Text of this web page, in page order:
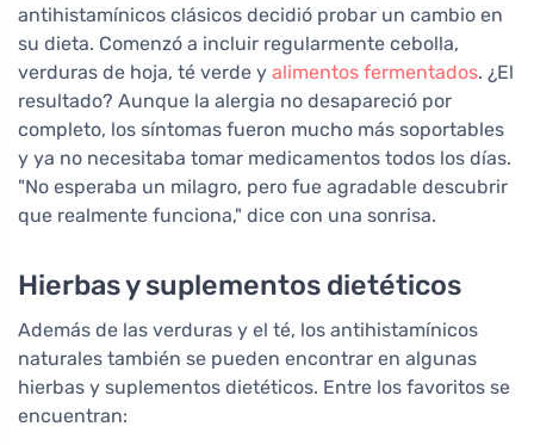
antihistamínicos clásicos decidió probar un cambio en
su dieta. Comenzó a incluir regularmente cebolla,
verduras de hoja, té verde y alimentos fermentados. ¿El
resultado? Aunque la alergia no desapareció por
completo, los síntomas fueron mucho más soportables
y ya no necesitaba tomar medicamentos todos los días.
"No esperaba un milagro, pero fue agradable descubrir
que realmente funciona," dice con una sonrisa.
Hierbas y suplementos dietéticos
Además de las verduras y el té, los antihistamínicos
naturales también se pueden encontrar en algunas
hierbas y suplementos dietéticos. Entre los favoritos se
encuentran: